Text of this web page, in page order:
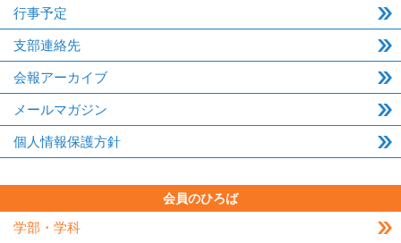
行事予定
支部連絡先
会報アーカイブ
メールマガジン
個人情報保護方針
会員のひろば
学部・学科